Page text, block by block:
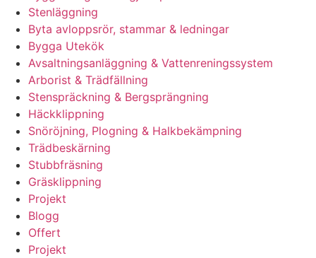
Stenläggning
Byta avloppsrör, stammar & ledningar
Bygga Utekök
Avsaltningsanläggning & Vattenreningssystem
Arborist & Trädfällning
Stenspräckning & Bergsprängning
Häckklippning
Snöröjning, Plogning & Halkbekämpning
Trädbeskärning
Stubbfräsning
Gräsklippning
Projekt
Blogg
Offert
Projekt